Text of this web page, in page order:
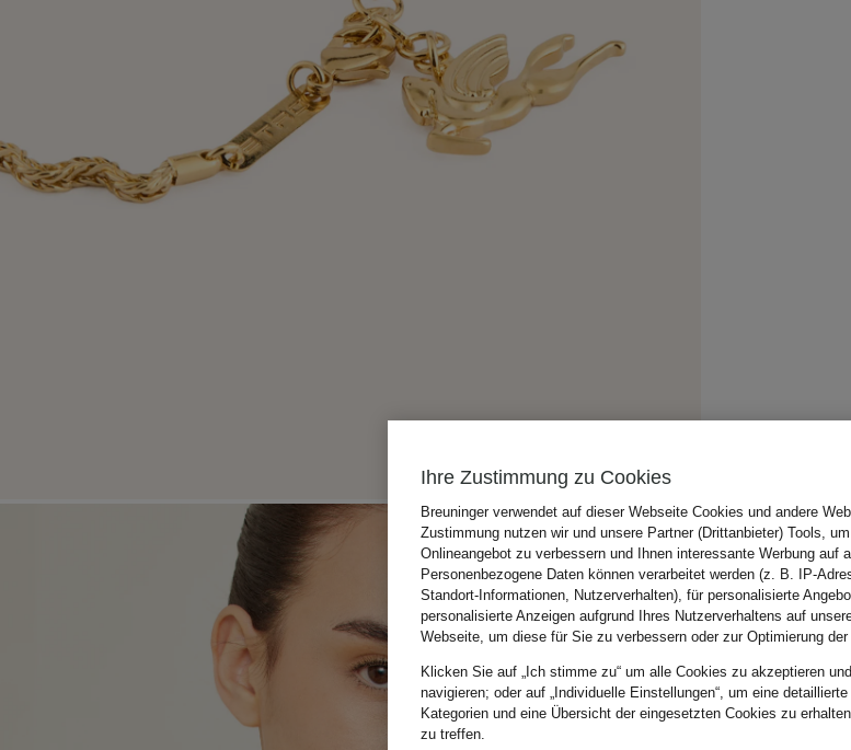
Ihre Zustimmung zu Cookies
Breuninger verwendet auf dieser Webseite Cookies und andere
Zustimmung nutzen wir und unsere Partner (Drittanbieter) Tools,
Onlineangebot zu verbessern und Ihnen interessante Werbung auf
Personenbezogene Daten können verarbeitet werden (z. B. IP-
Standort-Informationen, Nutzerverhalten), für personalisierte
personalisierte Anzeigen aufgrund Ihres Nutzerverhaltens auf
Webseite, um diese für Sie zu verbessern oder zur Optimierung
Klicken Sie auf „Ich stimme zu“ um alle Cookies zu akzeptieren
navigieren; oder auf „Individuelle Einstellungen“, um eine
Kategorien und eine Übersicht der eingesetzten Cookies zu
zu treffen.